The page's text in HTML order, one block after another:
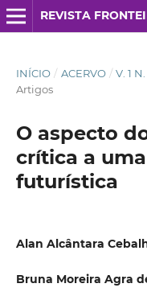
REVISTA
INÍCIO / ACERVO / V. 1
Artigos
O aspecto
crítica a
futurística
Alan Alcântara
Bruna Moreira Agra